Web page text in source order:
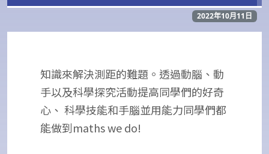
2022年10月11日
知識來解決測距的難題。透過動腦、動
手以及科學探究活動提高同學們的好奇
心、 科學技能和手腦並用能力同學們都
能做到maths we do!